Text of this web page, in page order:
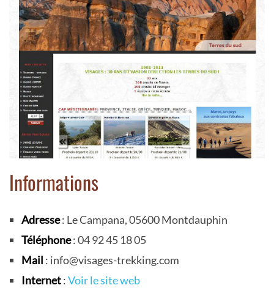
Informations
Adresse: Le Campana, 05600 Montdauphin
Téléphone: 04 92 45 18 05
Mail : info@visages-trekking.com
Internet:Voir le site web